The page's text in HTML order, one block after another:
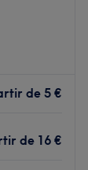
faire
de
de 5 €
de 16 €